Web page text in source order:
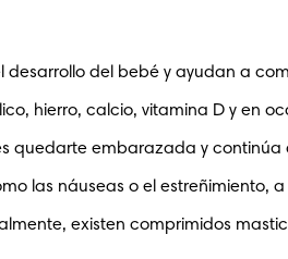
desarrollo del bebé y ayudan a
hierro, calcio, vitamina D y en
quedarte embarazada y
las náuseas o el
existen comprimidos